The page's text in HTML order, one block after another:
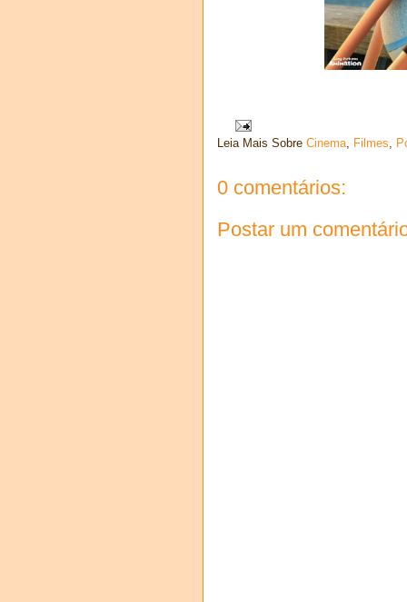
Leia Mais Sobre Cinema, Filmes,
0 comentários:
Postar um